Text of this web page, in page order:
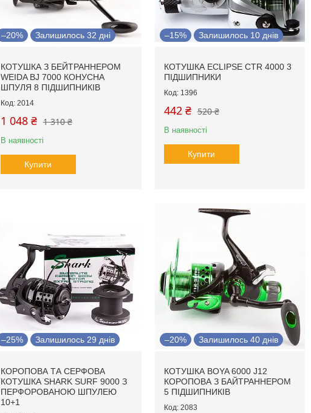
–20% Залишилось 32 дні
КОТУШКА З БЕЙТРАННЕРОМ
WEIDA BJ 7000 КОНУСНА
ШПУЛЯ 8 ПІДШИПНИКІВ
2014
1 310 ₴
1 048 ₴
В наявності
Купити
–15% Залишилось 10 днів
КОТУШКА ECLIPSE CTR 4000 3
ПІДШИПНИКИ
1396
520 ₴
442 ₴
В наявності
Купити
–25% Залишилось 29 днів
КОРОПОВА ТА СЕРФОВА
КОТУШКА SHARK SURF 9000 З
ПЕРФОРОВАНОЮ ШПУЛЕЮ
10+1
–20% Залишилось 40 днів
КОТУШКА BOYA 6000 J12
КОРОПОВА З БАЙТРАННЕРОМ
5 ПІДШИПНИКІВ
2083